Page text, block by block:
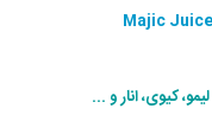
کیوی، انار و ...